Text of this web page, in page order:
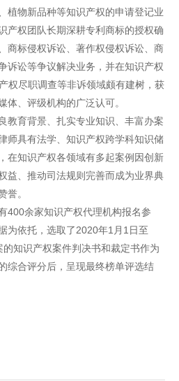
植物新品种等知识产权的申请登记业
产权团队长期深耕专利商标的授权确
商标侵权诉讼、著作权侵权诉讼、商
诉讼等争议解决业务，并在知识产权
权尽职调查等非诉领域颇有建树，获
体、评级机构的广泛认可。
教育背景、扎实专业知识、丰富办案
师具有法学、知识产权跨学科知识储
在知识产权各领域有多起案例因创新
益、推动司法规则完善而成为业界典
誉。
400余家知识产权代理机构报名参
为依托，选取了2020年1月1日至
知识产权案件判决书和裁定书作为
综合评分后，呈现最终榜单评选结